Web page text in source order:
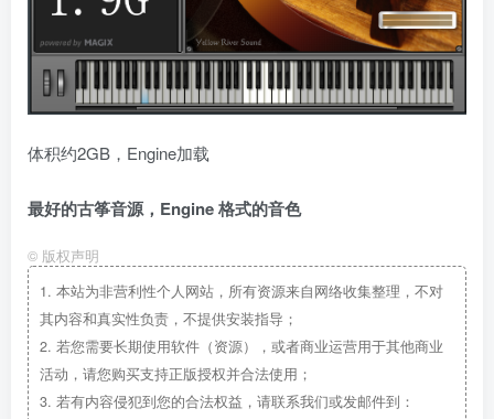
体积约2GB，Engine加载
最好的古筝音源，Engine 格式的音色
© 版权声明
1. 本站为非营利性个人网站，所有资源来自网络收集整理，不对
其内容和真实性负责，不提供安装指导；
2. 若您需要长期使用软件（资源），或者商业运营用于其他商业
活动，请您购买支持正版授权并合法使用；
3. 若有内容侵犯到您的合法权益，请联系我们或发邮件到：